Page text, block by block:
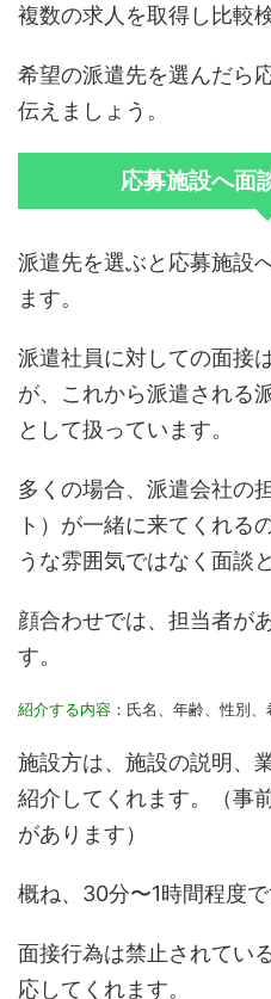
複数の求人を取得し比較
希望の派遣先を選んだら
伝えましょう。
応募施設へ面
派遣先を選ぶと応募施設
ます。
派遣社員に対しての面接
が、これから派遣される
として扱っています。
多くの場合、派遣会社の
ト）が一緒に来てくれる
うな雰囲気ではなく面談
顔合わせでは、担当者が
す。
紹介する内容 ：氏名、年齢、性別
施設方は、施設の説明、
紹介してくれます。（事
があります）
概ね、30分〜1時間程度で
面接行為は禁止されてい
応してくれます。